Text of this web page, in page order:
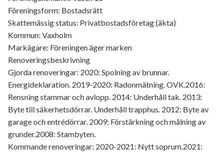
Föreningsform: Bostadsrätt
Skattemässig status: Privatbostadsföretag (äkta)
Kommun: Vaxholm
Markägare: Föreningen äger marken
Renoveringsbeskrivning
Gjorda renoveringar: 2020: Spolning av brunnar.
Energideklaration. 2019-2020: Radonmätning. OVK.2016:
Rensning stammar och avlopp. 2014: Underhåll tak. 2013:
Byte till säkerhetsdörrar. Underhåll trapphus. 2012: Byte av
garage och entrédörrar. 2009: Förstärkning och målning av
grunder.2008: Stambyten.
Kommande renoveringar: 2020-2021: Nytt soprum.2021: